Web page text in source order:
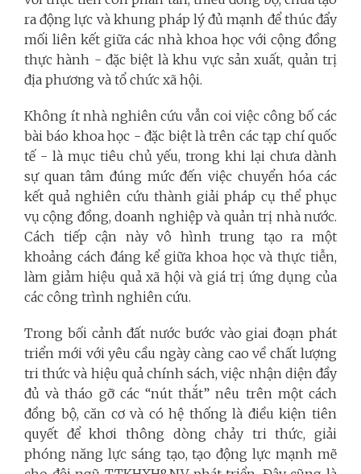
ra động lực và khung pháp lý đủ mạnh để thúc đẩy
mối liên kết giữa các nhà khoa học với cộng đồng
thực hành - đặc biệt là khu vực sản xuất, quản trị
địa phương và tổ chức xã hội.
Không ít nhà nghiên cứu vẫn coi việc công bố các
bài báo khoa học - đặc biệt là trên các tạp chí quốc
tế - là mục tiêu chủ yếu, trong khi lại chưa dành
sự quan tâm đúng mức đến việc chuyển hóa các
kết quả nghiên cứu thành giải pháp cụ thể phục
vụ cộng đồng, doanh nghiệp và quản trị nhà nước.
Cách tiếp cận này vô hình trung tạo ra một
khoảng cách đáng kể giữa khoa học và thực tiễn,
làm giảm hiệu quả xã hội và giá trị ứng dụng của
các công trình nghiên cứu.
Trong bối cảnh đất nước bước vào giai đoạn phát
triển mới với yêu cầu ngày càng cao về chất lượng
tri thức và hiệu quả chính sách, việc nhận diện đầy
đủ và tháo gỡ các “nút thắt” nêu trên một cách
đồng bộ, căn cơ và có hệ thống là điều kiện tiên
quyết để khơi thông dòng chảy tri thức, giải
phóng năng lực sáng tạo, tạo động lực mạnh mẽ